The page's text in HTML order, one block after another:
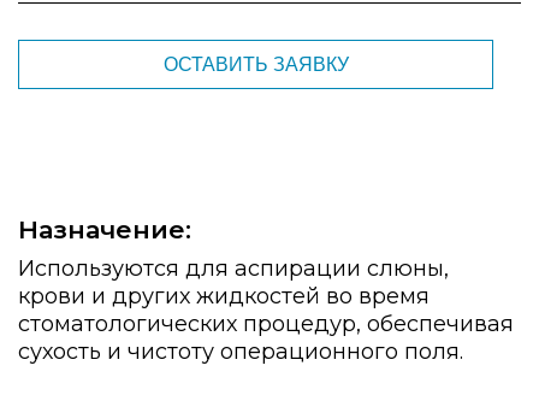
ОСТАВИТЬ ЗАЯВКУ
Назначение:
Используются для аспирации слюны,
крови и других жидкостей во время
стоматологических процедур, обеспечивая
сухость и чистоту операционного поля.